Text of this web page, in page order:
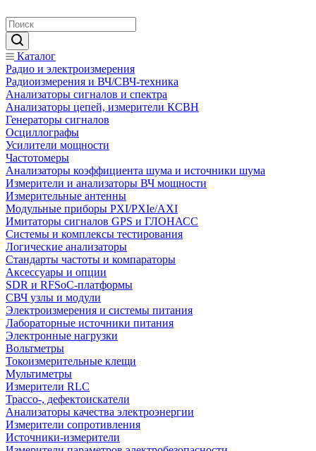
Каталог
Радио и электроизмерения
Радиоизмерения и ВЧ/СВЧ-техника
Анализаторы сигналов и спектра
Анализаторы цепей, измерители КСВН
Генераторы сигналов
Осциллографы
Усилители мощности
Частотомеры
Анализаторы коэффициента шума и источники шума
Измерители и анализаторы ВЧ мощности
Измерительные антенны
Модульные приборы PXI/PXIe/AXI
Имитаторы сигналов GPS и ГЛОНАСС
Системы и комплексы тестирования
Логические анализаторы
Стандарты частоты и компараторы
Аксессуары и опции
SDR и RFSoC‑платформы
СВЧ узлы и модули
Электроизмерения и системы питания
Лабораторные источники питания
Электронные нагрузки
Вольтметры
Токоизмерительные клещи
Мультиметры
Измерители RLC
Трассо-, дефектоискатели
Анализаторы качества электроэнергии
Измерители сопротивления
Источники-измерители